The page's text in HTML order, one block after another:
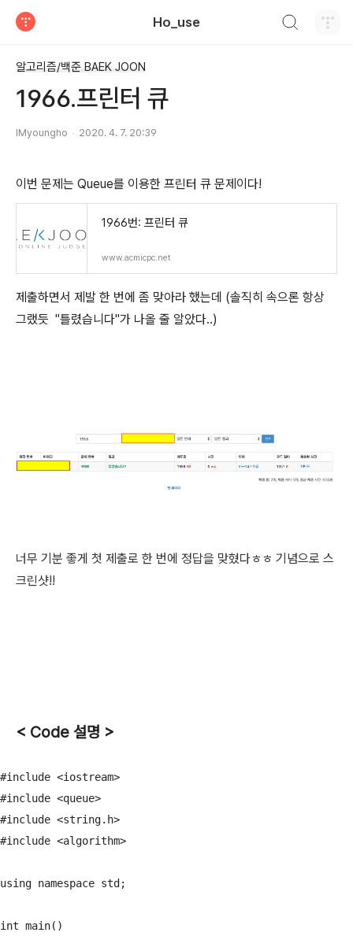
Ho_use
알고리즘/백준 BAEK JOON
1966.프린터 큐
IMyoungho 2020. 4. 7. 20:39
이번 문제는 Queue를 이용한 프린터 큐 문제이다!
1966번: 프린터 큐
www.acmicpc.net
제출하면서 제발 한 번에 좀 맞아라 했는데 (솔직히 속으론 항상
그랬듯 "틀렸습니다"가 나올 줄 알았다..)
너무 기분 좋게 첫 제출로 한 번에 정답을 맞혔다ㅎㅎ 기념으로 스
크린샷!!
< Code 설명 >
#include <iostream>
#include <queue>
#include <string.h>
#include <algorithm>
using namespace std;
int main()